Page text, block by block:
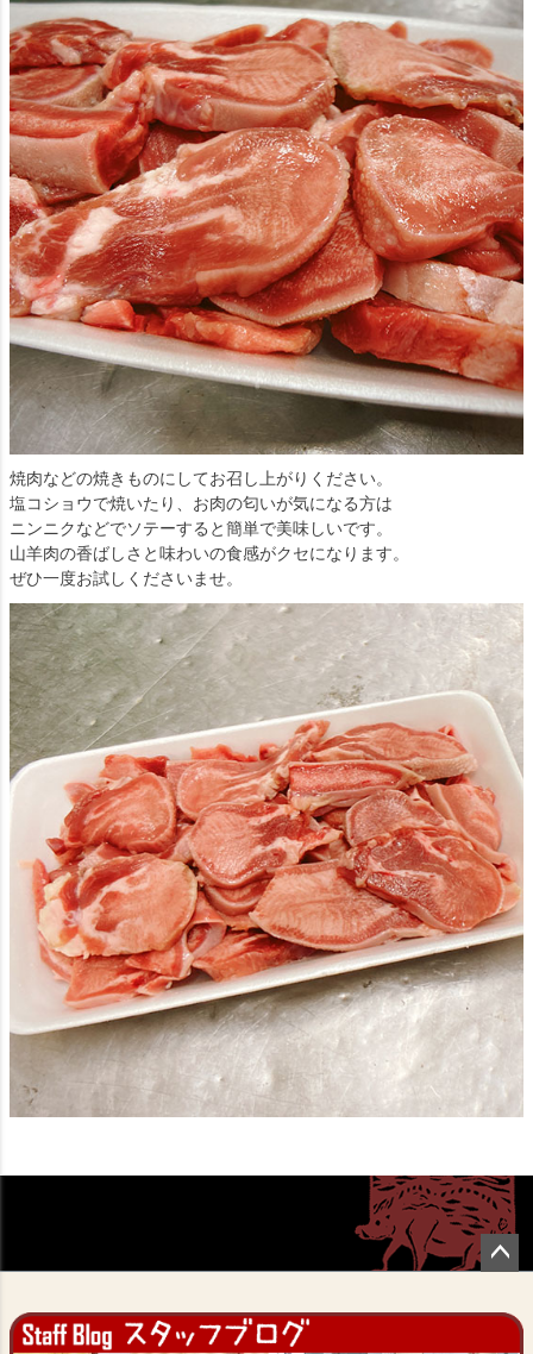
焼肉などの焼きものにしてお召し上がりください。
塩コショウで焼いたり、お肉の匂いが気になる方は
ニンニクなどでソテーすると簡単で美味しいです。
山羊肉の香ばしさと味わいの食感がクセになります。
ぜひ一度お試しくださいませ。
ジト